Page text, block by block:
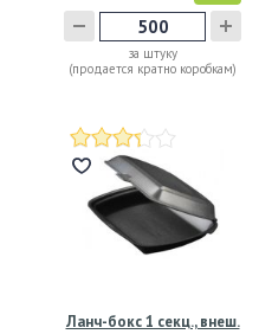
за штуку
(продается кратно коробкам)
Ланч-бокс 1 секц., внеш.